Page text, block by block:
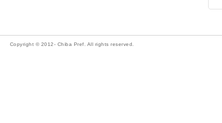
Copyright © 2012- Chiba Pref. All rights reserved.